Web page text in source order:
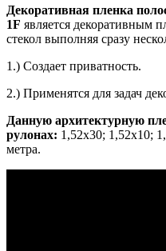
Декоративная пленка
1F является декоративным
стекол выполняя сразу
1.) Создает приватность.
2.) Применятся для задач
Данную архитектурную
рулонах: 1,52х30; 1,52х10;
метра.